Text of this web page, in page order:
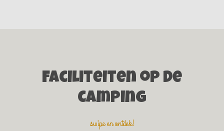
Faciliteiten op de
camping
swipe en ontdek!